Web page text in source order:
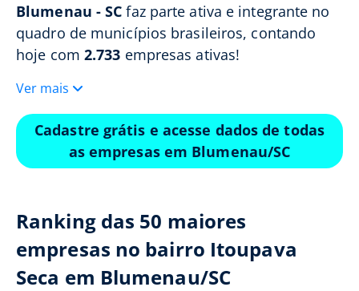
Blumenau - SC faz parte ativa e integrante no
quadro de municípios brasileiros, contando
hoje com 2.733 empresas ativas!
Ver mais
Cadastre grátis e acesse dados de todas
as empresas em Blumenau/SC
Ranking das 50 maiores
empresas no bairro Itoupava
Seca em Blumenau/SC